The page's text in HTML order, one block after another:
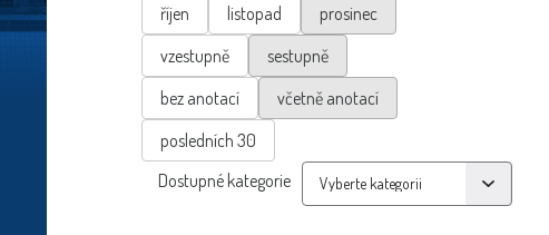
říjen
listopad
prosinec
vzestupně
sestupně
bez anotací
včetně anotací
posledních 30
Dostupné kategorie